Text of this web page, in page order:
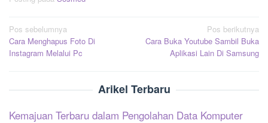
Navigasi
pos
Pos sebelumnya
Cara Menghapus Foto Di
Instagram Melalui Pc
Pos berikutnya
Cara Buka Youtube Sambil Buka
Aplikasi Lain Di Samsung
Arikel Terbaru
Kemajuan Terbaru dalam Pengolahan Data Komputer